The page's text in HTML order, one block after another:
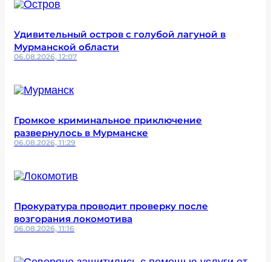
Удивительный остров с голубой лагуной в
Мурманской области
06.08.2026, 12:07
Громкое криминальное приключение
развернулось в Мурманске
06.08.2026, 11:29
Прокуратура проводит проверку после
возгорания локомотива
06.08.2026, 11:16